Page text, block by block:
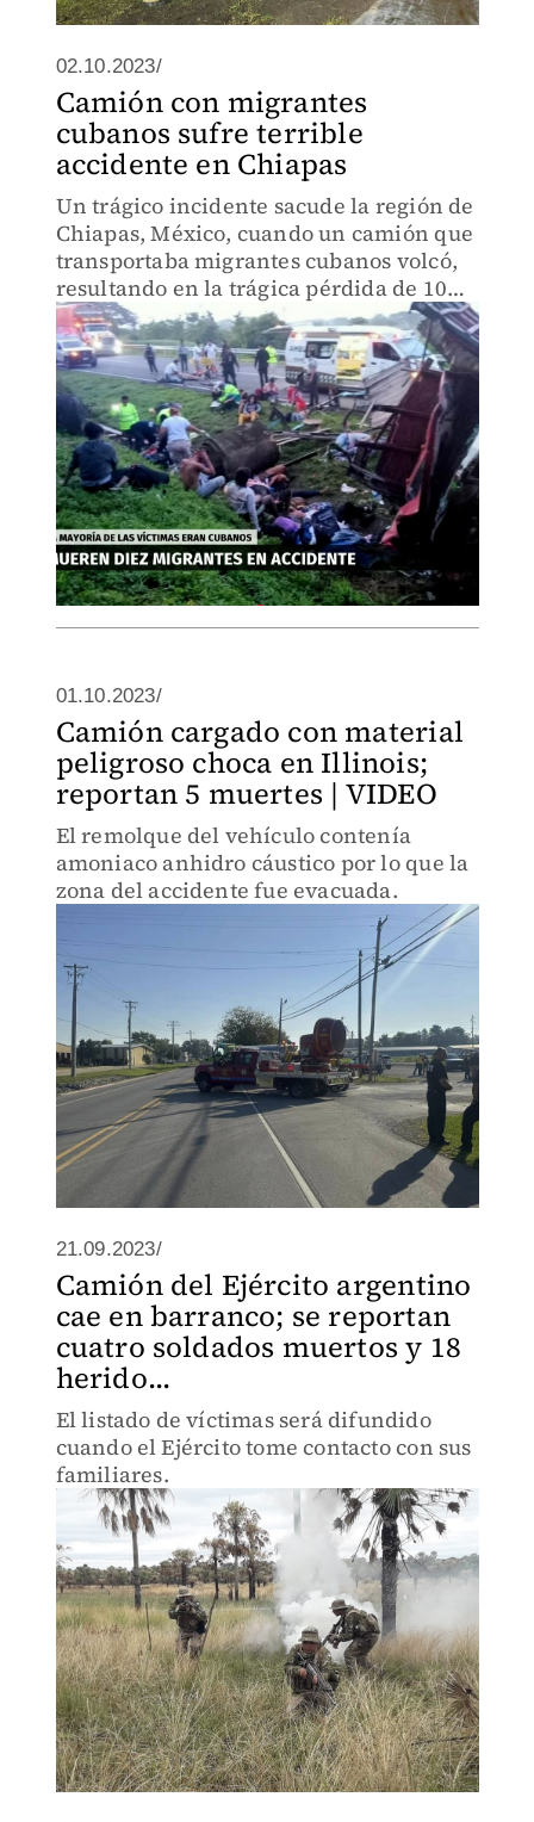
02.10.2023/
Camión con migrantes
cubanos sufre terrible
accidente en Chiapas
Un trágico incidente sacude la región de
Chiapas, México, cuando un camión que
transportaba migrantes cubanos volcó,
resultando en la trágica pérdida de 10
vidas.
01.10.2023/
Camión cargado con material
peligroso choca en Illinois;
reportan 5 muertes | VIDEO
El remolque del vehículo contenía
amoniaco anhidro cáustico por lo que la
zona del accidente fue evacuada.
21.09.2023/
Camión del Ejército argentino
cae en barranco; se reportan
cuatro soldados muertos y 18
herido...
El listado de víctimas será difundido
cuando el Ejército tome contacto con sus
familiares.